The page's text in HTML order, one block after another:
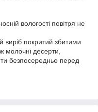
вологості повітря не
виріб покритий збитими
десерти,
безпосередньо перед